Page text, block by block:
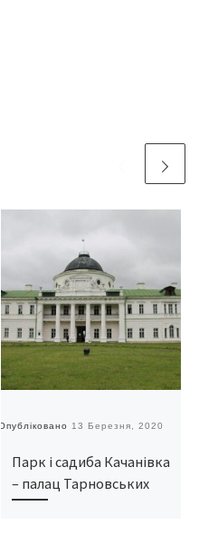
Опубліковано 13 Березня, 2020
Парк і садиба Качанівка
– палац Тарновських